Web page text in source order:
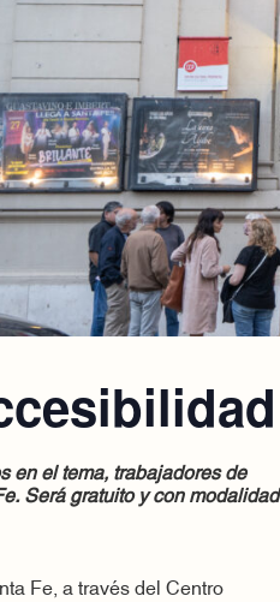
en el tema, trabajadores de
Será gratuito y con modalidad
Fe, a través del Centro